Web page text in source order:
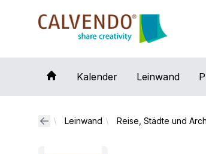
Calvendo
Kalender Leinwand
Leinwand Reise, Städte und